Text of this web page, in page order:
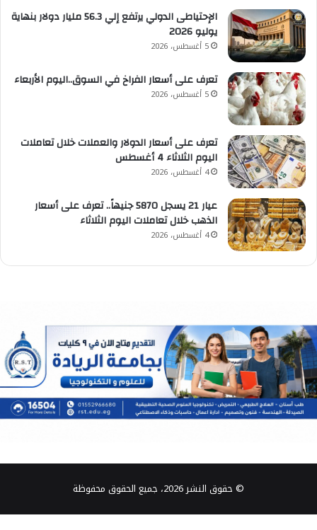
الإحتياطى الدولي يرتفع إلي 56.3 مليار دولار بنهاية
يوليو 2026
5 أغسطس، 2026
تعرف على أسعار الفراخ في السوق..اليوم الأربعاء
5 أغسطس، 2026
تعرف على أسعار الدولار والعملات خلال تعاملات
اليوم الثلاثاء 4 أغسطس
4 أغسطس، 2026
عيار 21 يسجل 5870 جنيهاً.. تعرف على أسعار
الذهب خلال تعاملات اليوم الثلاثاء
4 أغسطس، 2026
© حقوق النشر 2026، جميع الحقوق محفوظة